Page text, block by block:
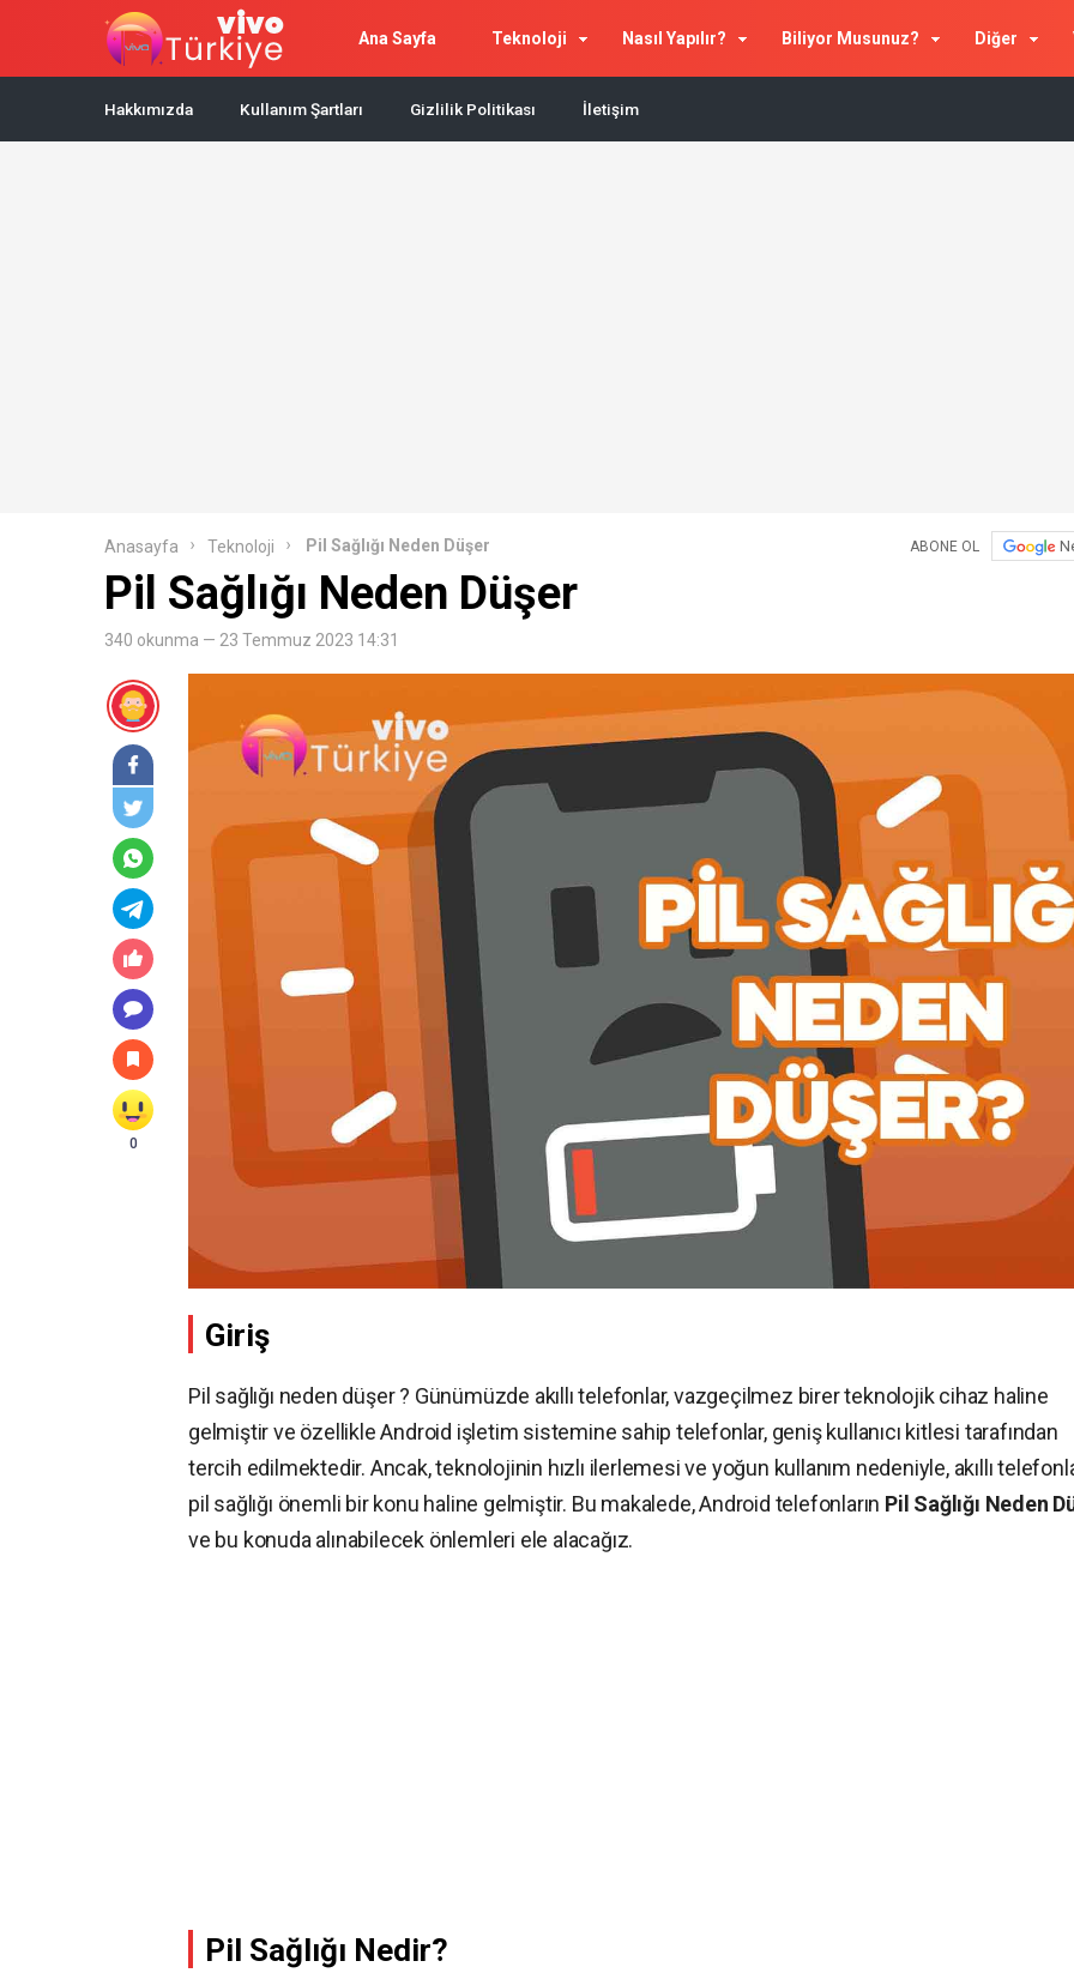
Ana Sayfa Teknoloji Nasıl Yapılır? Biliyor Musunuz? Diğer
Hakkımızda Kullanım Şartları Gizlilik Politikası İletişim
Anasayfa Teknoloji Pil Sağlığı Neden Düşer ABONE OL
Pil Sağlığı Neden Düşer
340 okunma — 23 Temmuz 2023 14:31
0
Giriş
Pil sağlığı neden düşer ? Günümüzde akıllı telefonlar, vazgeçilmez birer teknolojik cihaz haline
gelmiştir ve özellikle Android işletim sistemine sahip telefonlar, geniş kullanıcı kitlesi tarafından
tercih edilmektedir. Ancak, teknolojinin hızlı ilerlemesi ve yoğun kullanım nedeniyle, akıllı
pil sağlığı önemli bir konu haline gelmiştir. Bu makalede, Android telefonların Pil Sağlığı Neden
ve bu konuda alınabilecek önlemleri ele alacağız.
Pil Sağlığı Nedir?